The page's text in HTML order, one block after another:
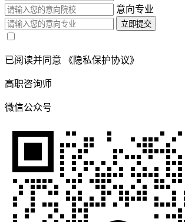
意向专业
立即提交
已阅读并同意 《隐私保护协议》
高职咨询师
微信公众号